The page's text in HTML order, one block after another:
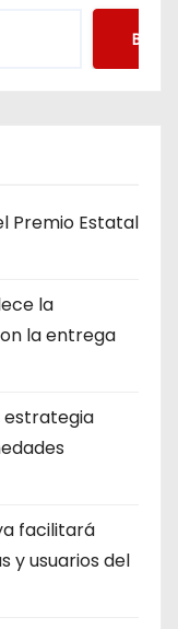
Premio Estatal
la
la entrega
estrategia
facilitará
y usuarios del